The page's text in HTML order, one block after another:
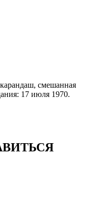
смешанная
17 июля 1970.